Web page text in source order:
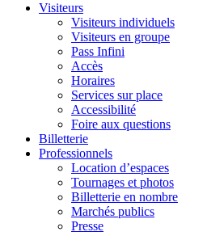
Visiteurs
Visiteurs individuels
Visiteurs en groupe
Pass Infini
Accès
Horaires
Services sur place
Accessibilité
Foire aux questions
Billetterie
Professionnels
Location d’espaces
Tournages et photos
Billetterie en nombre
Marchés publics
Presse